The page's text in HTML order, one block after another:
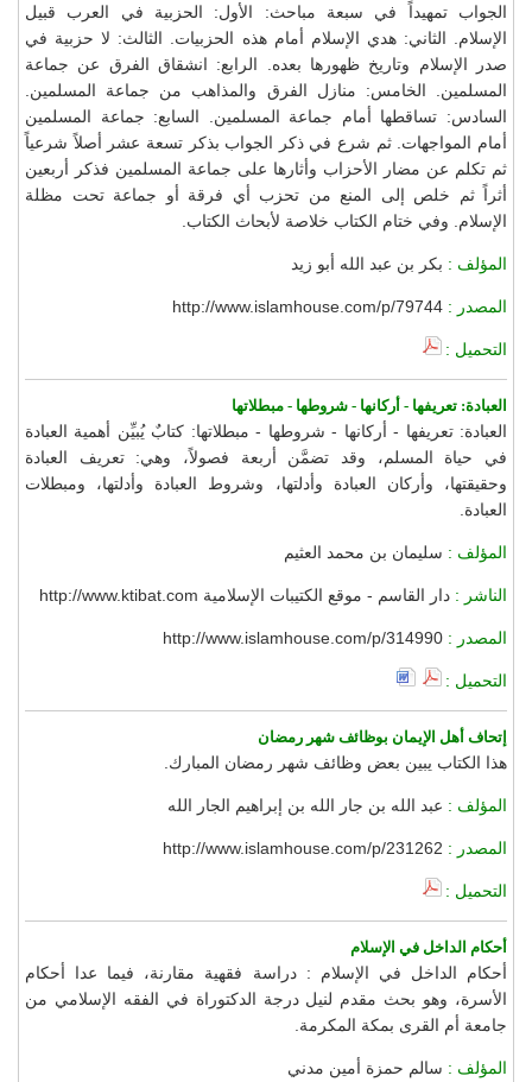
الجواب تمهيداً في سبعة مباحث: الأول: الحزبية في العرب قبيل
الإسلام. الثاني: هدي الإسلام أمام هذه الحزبيات. الثالث: لا حزبية في
صدر الإسلام وتاريخ ظهورها بعده. الرابع: انشقاق الفرق عن جماعة
المسلمين. الخامس: منازل الفرق والمذاهب من جماعة المسلمين.
السادس: تساقطها أمام جماعة المسلمين. السابع: جماعة المسلمين
أمام المواجهات. ثم شرع في ذكر الجواب بذكر تسعة عشر أصلاً شرعياً
ثم تكلم عن مضار الأحزاب وأثارها على جماعة المسلمين فذكر أربعين
أثراً ثم خلص إلى المنع من تحزب أي فرقة أو جماعة تحت مظلة
الإسلام. وفي ختام الكتاب خلاصة لأبحاث الكتاب.
المؤلف : بكر بن عبد الله أبو زيد
المصدر : http://www.islamhouse.com/p/79744
التحميل :
العبادة: تعريفها - أركانها - شروطها - مبطلاتها
العبادة: تعريفها - أركانها - شروطها - مبطلاتها: كتابٌ يُبيِّن أهمية العبادة
في حياة المسلم، وقد تضمَّن أربعة فصولاً، وهي: تعريف العبادة
وحقيقتها، وأركان العبادة وأدلتها، وشروط العبادة وأدلتها، ومبطلات
العبادة.
المؤلف : سليمان بن محمد العثيم
الناشر : دار القاسم - موقع الكتيبات الإسلامية http://www.ktibat.com
المصدر : http://www.islamhouse.com/p/314990
التحميل :
إتحاف أهل الإيمان بوظائف شهر رمضان
هذا الكتاب يبين بعض وظائف شهر رمضان المبارك.
المؤلف : عبد الله بن جار الله بن إبراهيم الجار الله
المصدر : http://www.islamhouse.com/p/231262
التحميل :
أحكام الداخل في الإسلام
أحكام الداخل في الإسلام : دراسة فقهية مقارنة، فيما عدا أحكام
الأسرة، وهو بحث مقدم لنيل درجة الدكتوراة في الفقه الإسلامي من
جامعة أم القرى بمكة المكرمة.
المؤلف : سالم حمزة أمين مدني